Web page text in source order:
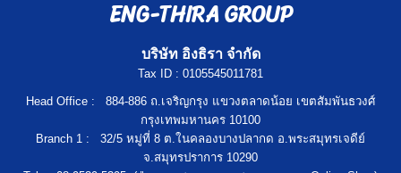
ENG-THIRA GROUP
บริษัท อิงธิรา จำกัด
Tax ID : 0105545011781
Head Office : 884-886 ถ.เจริญกรุง แขวงตลาดน้อย เขตสัมพันธวงศ์
กรุงเทพมหานคร 10100
Branch 1 : 32/5 หมู่ที่ 8 ต.ในคลองบางปลากด อ.พระสมุทรเจดีย์
จ.สมุทรปราการ 10290